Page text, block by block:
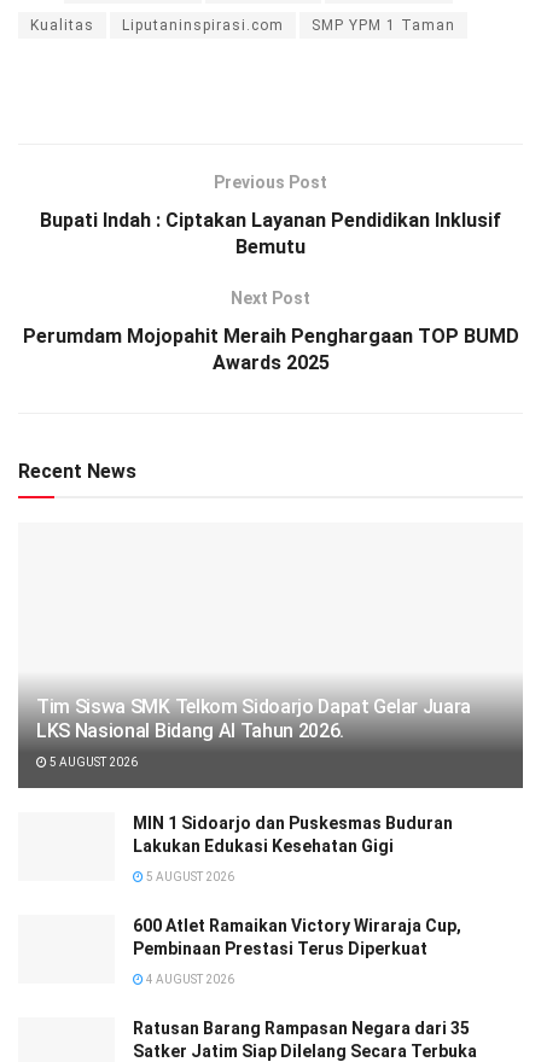
Kualitas Liputaninspirasi.com SMP YPM 1 Taman
Previous Post
Bupati Indah : Ciptakan Layanan Pendidikan Inklusif
Bemutu
Next Post
Perumdam Mojopahit Meraih Penghargaan TOP BUMD
Awards 2025
Recent News
Tim Siswa SMK Telkom Sidoarjo Dapat Gelar Juara
LKS Nasional Bidang AI Tahun 2026.
5 AUGUST 2026
MIN 1 Sidoarjo dan Puskesmas Buduran
Lakukan Edukasi Kesehatan Gigi
5 AUGUST 2026
600 Atlet Ramaikan Victory Wiraraja Cup,
Pembinaan Prestasi Terus Diperkuat
4 AUGUST 2026
Ratusan Barang Rampasan Negara dari 35
Satker Jatim Siap Dilelang Secara Terbuka